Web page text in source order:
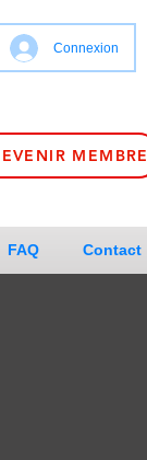
Connexion
MEMBRE
FAQ Contact